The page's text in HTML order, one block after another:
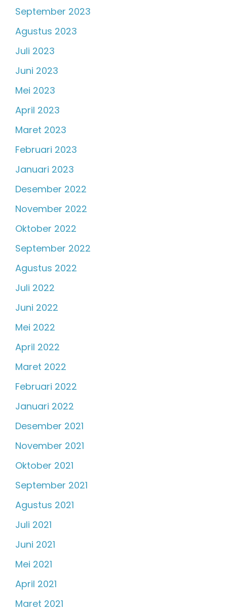
September 2023
Agustus 2023
Juli 2023
Juni 2023
Mei 2023
April 2023
Maret 2023
Februari 2023
Januari 2023
Desember 2022
November 2022
Oktober 2022
September 2022
Agustus 2022
Juli 2022
Juni 2022
Mei 2022
April 2022
Maret 2022
Februari 2022
Januari 2022
Desember 2021
November 2021
Oktober 2021
September 2021
Agustus 2021
Juli 2021
Juni 2021
Mei 2021
April 2021
Maret 2021